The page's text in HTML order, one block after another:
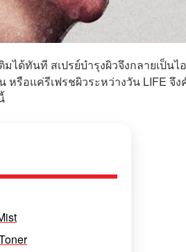
มได้ทันที สเปรย์บำรุงผิวจึงกลายเป็น
รือแค่รีเฟรชผิวระหว่างวัน LIFE จึง